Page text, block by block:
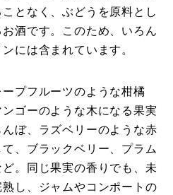
となく、ぶどうを原料とし
酒です。このため、いろん
には含まれています。
プフルーツのような柑橘
ゴーのような木になる果実
ぼ、ラズベリーのような赤
、ブラックベリー、プラム
。同じ果実の香りでも、未
し、ジャムやコンポートの